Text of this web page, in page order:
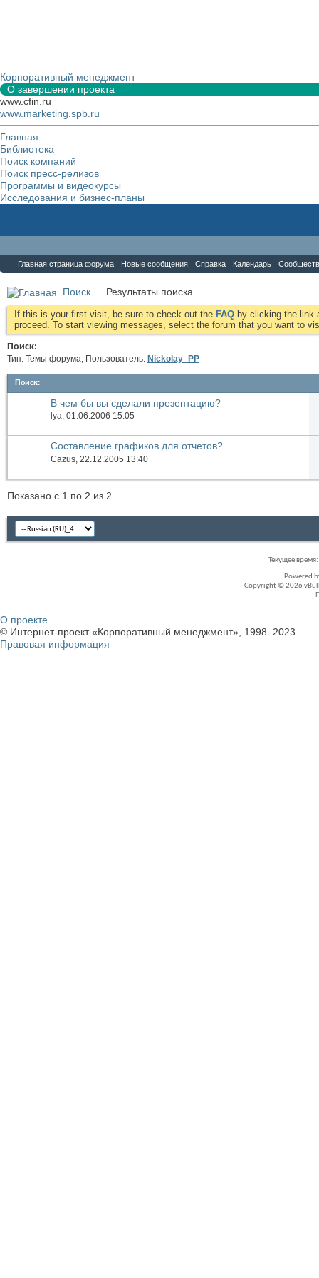
Корпоративный менеджмент
О завершении проекта
www.cfin.ru
www.marketing.spb.ru
Главная
Библиотека
Поиск компаний
Поиск пресс-релизов
Программы и видеокурсы
Исследования и бизнес-планы
Главная страница форума Новые сообщения Справка Календарь
Поиск Результаты поиска
If this is your first visit, be sure to check out the FAQ by clicking the link
proceed. To start viewing messages, select the forum that you want to
Поиск:
Тип: Темы форума; Пользователь: Nickolay_PP
Поиск:
В чем бы вы сделали презентацию?
lya, 01.06.2006 15:05
Составление графиков для отчетов?
Cazus , 22.12.2005 13:40
Показано с 1 по 2 из 2
Текущее время:
Powered
Copyright © 2026
О проекте
© Интернет-проект «Корпоративный менеджмент», 1998–2023
Правовая информация